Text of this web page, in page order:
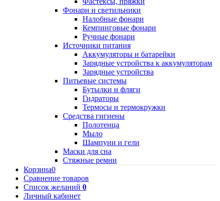
Фонари и светильники
Налобные фонари
Кемпинговые фонари
Ручные фонари
Источники питания
Аккумуляторы и батарейки
Зарядные устройства к аккумуляторам
Зарядные устройства
Питьевые системы
Бутылки и фляги
Гидраторы
Термосы и термокружки
Средства гигиены
Полотенца
Мыло
Шампуни и гели
Маски для сна
Стяжные ремни
Корзина0
Сравнение товаров
Список желаний 0
Личный кабинет